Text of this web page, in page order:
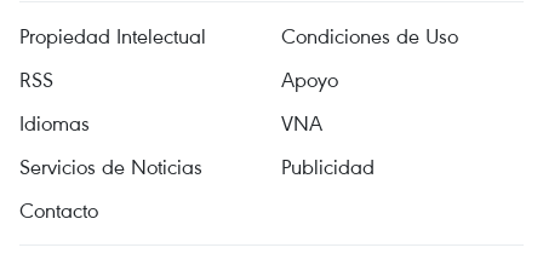
Propiedad Intelectual
Condiciones de Uso
RSS
Apoyo
Idiomas
VNA
Servicios de Noticias
Publicidad
Contacto